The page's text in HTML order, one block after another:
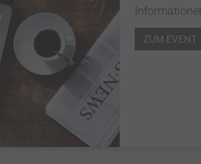
ZUM EVENT